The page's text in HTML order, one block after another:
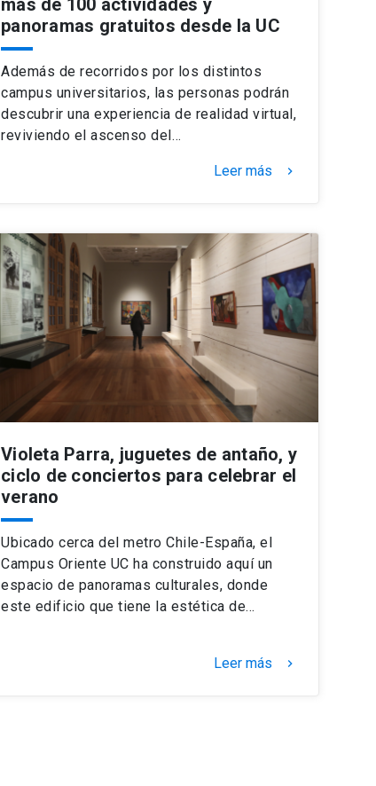
más de 100 actividades y
panoramas gratuitos desde la UC
Además de recorridos por los distintos
campus universitarios, las personas podrán
descubrir una experiencia de realidad virtual,
reviviendo el ascenso del…
Leer más keyboard_arrow_right
Violeta Parra, juguetes de antaño, y
ciclo de conciertos para celebrar el
verano
Ubicado cerca del metro Chile-España, el
Campus Oriente UC ha construido aquí un
espacio de panoramas culturales, donde
este edificio que tiene la estética de…
Leer más keyboard_arrow_right